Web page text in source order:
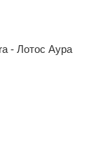
- Лотос Аура